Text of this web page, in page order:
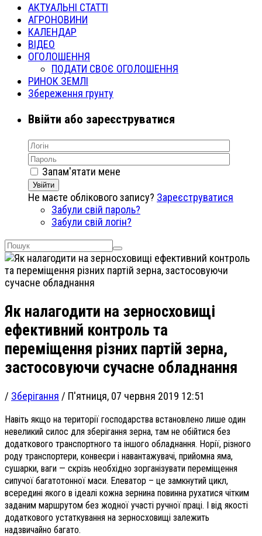
АКТУАЛЬНІ СТАТТІ
АГРОНОВИНИ
КАЛЕНДАР
ВІДЕО
ОГОЛОШЕННЯ
ПОДАТИ СВОЄ ОГОЛОШЕННЯ
РИНОК ЗЕМЛІ
Збереження грунту
Ввійти або зареєструватися
Запам'ятати мене
Увійти
Не маєте облікового запису? Зареєструватися
Забули свій пароль?
Забули свій логін?
Як налагодити на зерносховищі
ефективний контроль та
переміщення різних партій зерна,
застосовуючи сучасне обладнання
/ Зберігання / П'ятниця, 07 червня 2019 12:51
Навіть якщо на території господарства встановлено лише один
невеликий силос для зберігання зерна, там не обійтися без
додаткового транспортного та іншого обладнання. Норії, різного
роду транспортери, конвеєри і навантажувачі, прийомна яма,
сушарки, ваги — скрізь необхідно зорганізувати переміщення
сипучої багатотонної маси. Елеватор – це замкнутий цикл,
всередині якого в ідеалі кожна зернина повинна рухатися чітким
заданим маршрутом без жодної участі ручної праці. І від якості
додаткового устаткування на зерносховищі залежить
надзвичайно багато.